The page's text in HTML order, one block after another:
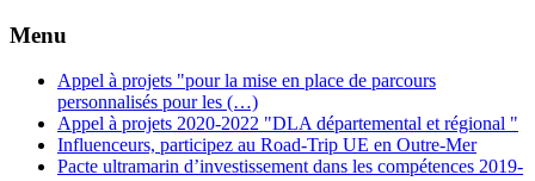
Menu
Appel à projets "pour la mise en place de parcours
personnalisés pour les (…)
Appel à projets 2020-2022 "DLA départemental et régional "
Influenceurs, participez au Road-Trip UE en Outre-Mer
Pacte ultramarin d’investissement dans les compétences 2019-